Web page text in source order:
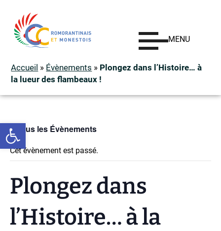
Ouvrir la barre d’outils
MENU
Accueil » Évènements » Plongez dans l’Histoire… à
la lueur des flambeaux !
« Tous les Évènements
Cet évènement est passé.
Plongez dans
l’Histoire… à la